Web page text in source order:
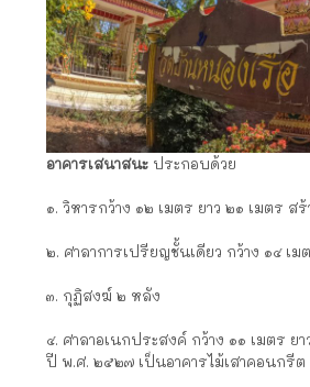
อาคารเสนาสนะ ประกอบด้วย
๑. วิหารกว้าง ๑๒ เมตร ยาว ๒๑ เมตร ส
๒. ศาลาการเปรียญชั้นเดียว กว้าง ๑๔ เม
๓. กุฏิสงฆ์ ๒ หลัง
๔. ศาลาอเนกประสงค์ กว้าง ๑๑ เมตร ยา
ปี พ.ศ. ๒๕๒๗ เป็นอาคารไม้เสาคอนกรีต